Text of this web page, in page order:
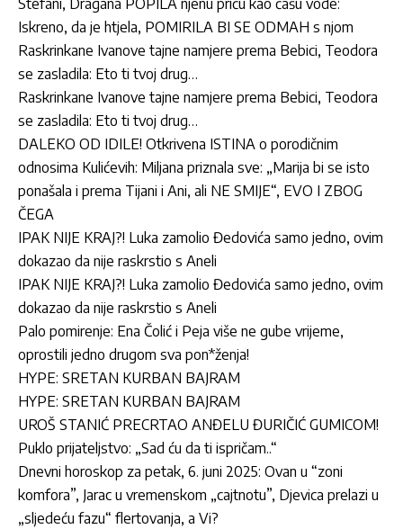
Stefani, Dragana POPILA njenu priču kao čašu vode:
Iskreno, da je htjela, POMIRILA BI SE ODMAH s njom
Raskrinkane Ivanove tajne namjere prema Bebici, Teodora
se zasladila: Eto ti tvoj drug…
Raskrinkane Ivanove tajne namjere prema Bebici, Teodora
se zasladila: Eto ti tvoj drug…
DALEKO OD IDILE! Otkrivena ISTINA o porodičnim
odnosima Kulićevih: Miljana priznala sve: „Marija bi se isto
ponašala i prema Tijani i Ani, ali NE SMIJE“, EVO I ZBOG
ČEGA
IPAK NIJE KRAJ?! Luka zamolio Đedovića samo jedno, ovim
dokazao da nije raskrstio s Aneli
IPAK NIJE KRAJ?! Luka zamolio Đedovića samo jedno, ovim
dokazao da nije raskrstio s Aneli
Palo pomirenje: Ena Čolić i Peja više ne gube vrijeme,
oprostili jedno drugom sva pon*ženja!
HYPE: SRETAN KURBAN BAJRAM
HYPE: SRETAN KURBAN BAJRAM
UROŠ STANIĆ PRECRTAO ANĐELU ĐURIČIĆ GUMICOM!
Puklo prijateljstvo: „Sad ću da ti ispričam..“
Dnevni horoskop za petak, 6. juni 2025: Ovan u “zoni
komfora”, Jarac u vremenskom „cajtnotu”, Djevica prelazi u
„sljedeću fazu“ flertovanja, a Vi?